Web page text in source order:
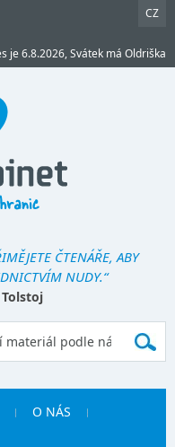
CZ
je 6.8.2026, Svátek má Oldriška
ČTENÁŘE, ABY
NUDY.“
O NÁS